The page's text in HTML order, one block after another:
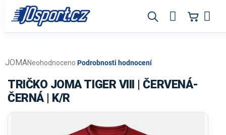
obsah
Průměrné
produktu
je
0,0
Neohodnoceno Podrobnosti hodnocení
JOMA
TRIČKO JOMA TIGER VIII | ČERVENÁ-
ČERNÁ | K/R